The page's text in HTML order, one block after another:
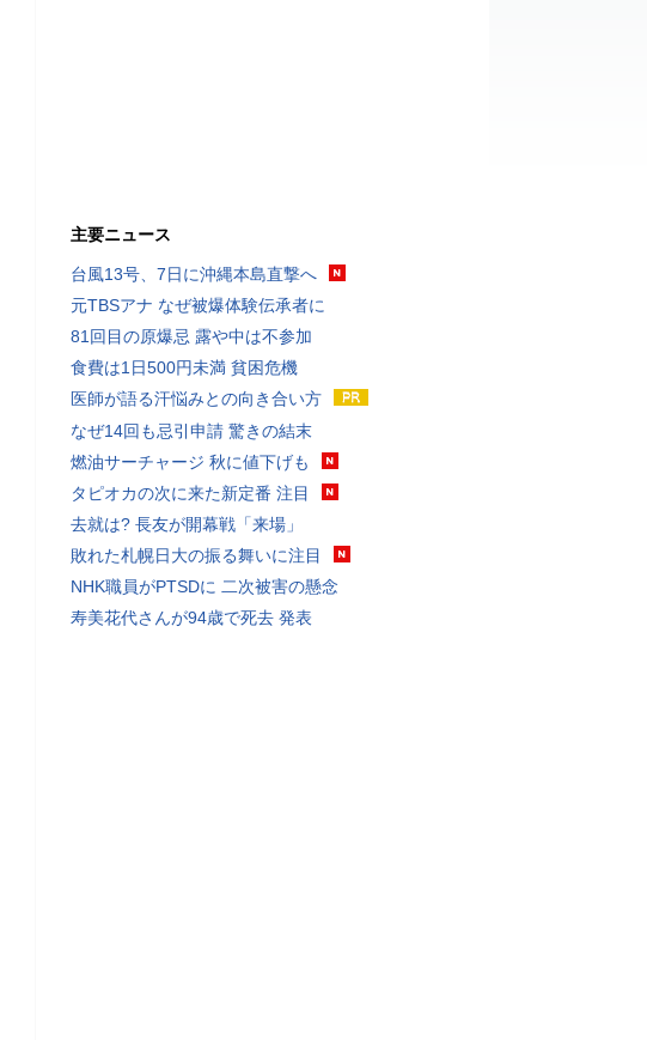
主要ニュース
台風13号、7日に沖縄本島直撃へ
元TBSアナ なぜ被爆体験伝承者に
81回目の原爆忌 露や中は不参加
食費は1日500円未満 貧困危機
医師が語る汗悩みとの向き合い方
なぜ14回も忌引申請 驚きの結末
燃油サーチャージ 秋に値下げも
タピオカの次に来た新定番 注目
去就は? 長友が開幕戦「来場」
敗れた札幌日大の振る舞いに注目
NHK職員がPTSDに 二次被害の懸念
寿美花代さんが94歳で死去 発表